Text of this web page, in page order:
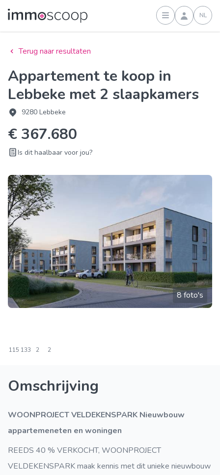
Inloggen
NL
Terug naar resultaten
Appartement te koop in
Lebbeke met 2 slaapkamers
9280 Lebbeke
€ 367.680
Is dit haalbaar voor jou?
8 foto's
115 133 2 2
Omschrijving
WOONPROJECT VELDEKENSPARK Nieuwbouw
appartemeneten en woningen
REEDS 40 % VERKOCHT, WOONPROJECT
VELDEKENSPARK maak kennis met dit unieke nieuwbouw